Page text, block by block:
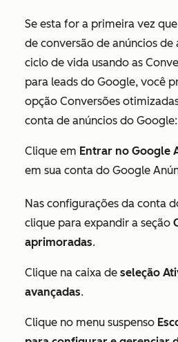
Se esta for a primeira vez
de conversão de anúncios
ciclo de vida usando as
para leads do Google, você
opção Conversões
conta de anúncios do Google:
Clique em Entrar no Google
em sua conta do Google
Nas configurações da conta
clique para expandir a seção
aprimoradas.
Clique na caixa de seleção
avançadas.
Clique no menu suspenso